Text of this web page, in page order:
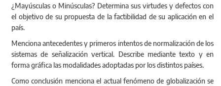
el objetivo de su propuesta de la factibilidad de su aplicación en el
país.
Menciona antecedentes y primeros intentos de normalización de los
sistemas de señalización vertical. Describe mediante texto y en
forma gráfica las modalidades adoptadas por los distintos países.
Como conclusión menciona el actual fenómeno de globalización se
impone en nuestro país la generación de un Sistema de